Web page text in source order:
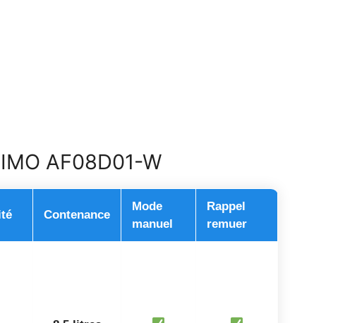
AF08D01-W
Contenance
Mode
manuel
Rappel
remuer